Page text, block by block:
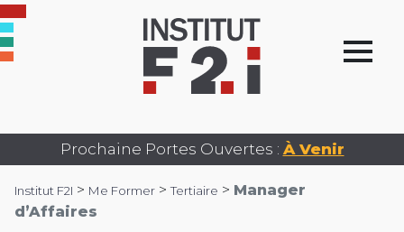
Prochaine Portes Ouvertes : À Venir
Institut F2I > Me Former >Tertiaire > Manager
d’Affaires